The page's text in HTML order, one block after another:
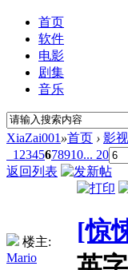
首页
软件
电影
剧集
音乐
XiaZai001 »首页 › 影视
1 2345678910... 20
返回列表
楼主:
Mario
[惊